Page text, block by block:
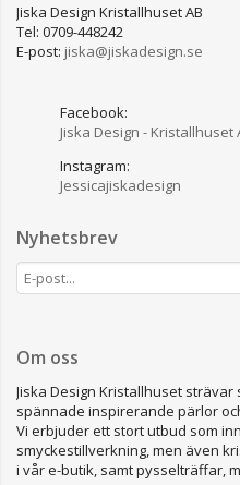
Jiska Design Kristallhuset AB
Tel: 0709-448242
E-post: jiska@jiskadesign.se
Facebook:
Jiska Design - Kristallhuset
Instagram:
Jessicajiskadesign
Nyhetsbrev
Om oss
Jiska Design Kristallhuset
spännade inspirerande pärlor
Vi erbjuder ett stort utbud som
smyckestillverkning, men även
i vår e-butik, samt pysselträffar,